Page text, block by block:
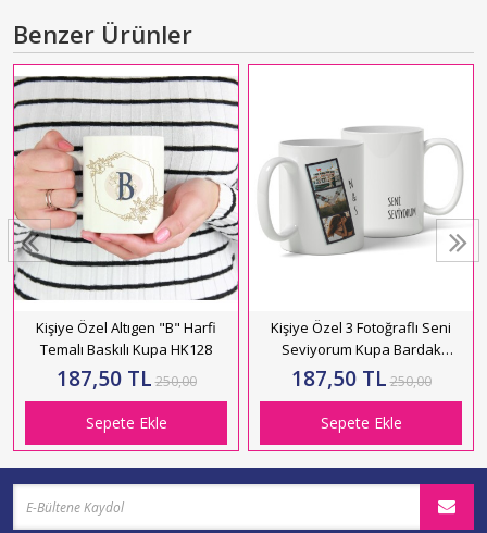
Benzer Ürünler
Kişiye Özel Altıgen "B" Harfi
Temalı Baskılı Kupa HK128
187,50 TL 250,00
Sepete Ekle
Kişiye Özel 3 Fotoğraflı Seni
Seviyorum Kupa Bardak
HK5001
187,50 TL 250,00
Sepete Ekle